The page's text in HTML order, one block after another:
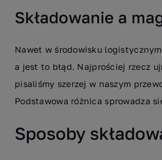
Składowanie a
Nawet w środowisku
a jest to błąd. Najprościej rzecz
pisaliśmy szerzej w naszym
Podstawowa różnica sprowadza
Sposoby